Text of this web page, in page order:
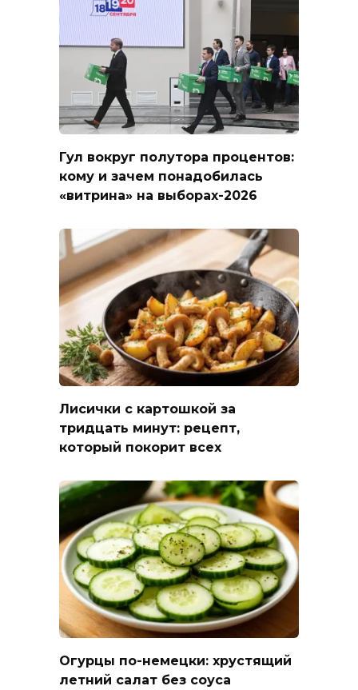
Гул вокруг полутора процентов:
кому и зачем понадобилась
«витрина» на выборах-2026
Лисички с картошкой за
тридцать минут: рецепт,
который покорит всех
Огурцы по-немецки: хрустящий
летний салат без соуса